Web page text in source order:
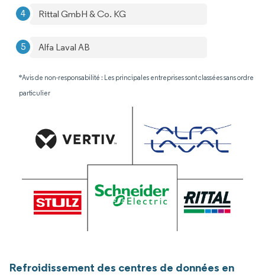
Rittal GmbH & Co. KG
Alfa Laval AB
*Avis de non-responsabilité : Les principales entreprises sont classées sans ordre
particulier
Refroidissement des centres de données en